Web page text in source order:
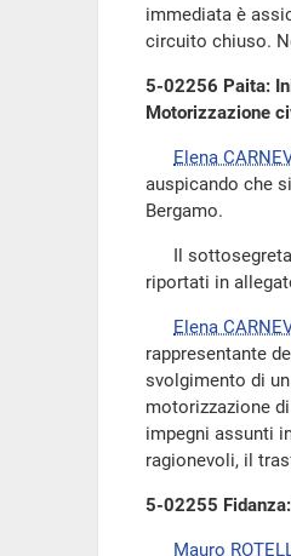
immediata è
circuito chiuso.
5-02256 Paita:
Motorizzazione
Elena
auspicando che
Bergamo.
Il
riportati in
Elena
rappresentante
svolgimento di
motorizzazione
impegni assunti
ragionevoli, il
5-02255
Mauro